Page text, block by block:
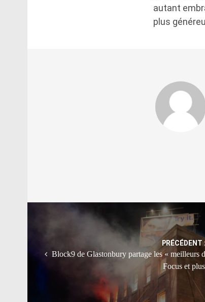
autant
plus
PRÉCÉDENT :
Block9 de Glastonbury partage les « meilleurs
Focus et plus